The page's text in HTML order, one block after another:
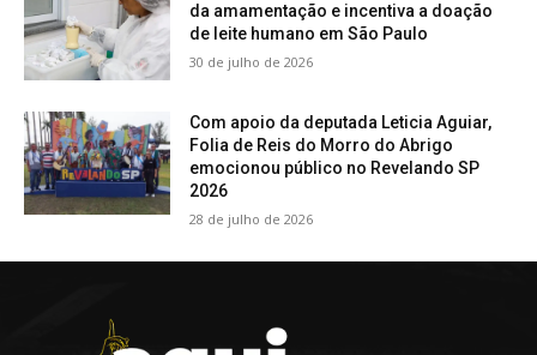
da amamentação e incentiva a doação
de leite humano em São Paulo
30 de julho de 2026
Com apoio da deputada Leticia Aguiar,
Folia de Reis do Morro do Abrigo
emocionou público no Revelando SP
2026
28 de julho de 2026